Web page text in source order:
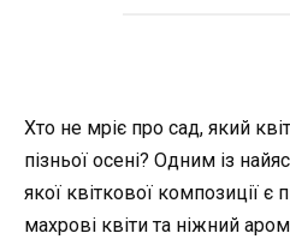
Хто не мріє про сад, який
пізньої осені? Одним із
якої квіткової композиції є
махрові квіти та ніжний